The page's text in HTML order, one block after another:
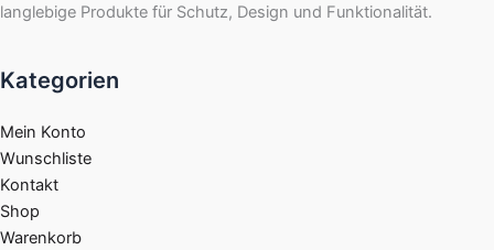
langlebige Produkte für Schutz, Design und Funktionalität.
Kategorien
Mein Konto
Wunschliste
Kontakt
Shop
Warenkorb